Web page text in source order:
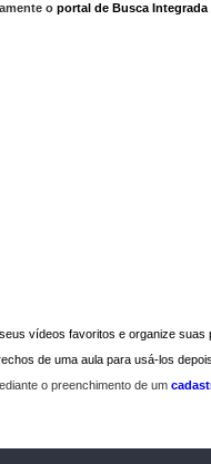
o portal de Busca Integrada
vídeos favoritos e organize suas
de uma aula para usá-los
o preenchimento de um